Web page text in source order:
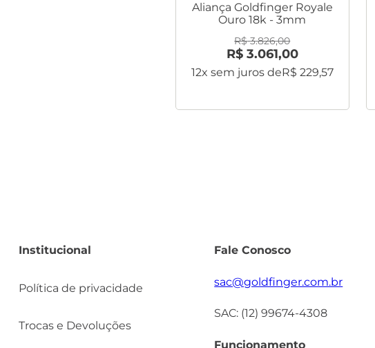
Aliança Goldfinger Royale
Ouro 18k - 3mm
R$ 3.826,00
R$ 3.061,00
12x sem juros deR$ 229,57
Institucional
Política de privacidade
Trocas e Devoluções
Fale Conosco
sac@goldfinger.com.br
SAC: (12) 99674-4308
Funcionamento